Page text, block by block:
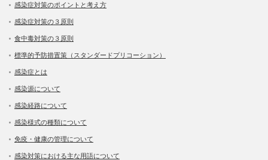
感染症対策のポイントと考え方
感染症対策の３原則
食中毒対策の３原則
標準的予防措置策（スタンダードプリコーション）
感染症とは
感染源について
感染経路について
感染様式の種類について
免疫・健康の管理について
感染対策における主な用語について